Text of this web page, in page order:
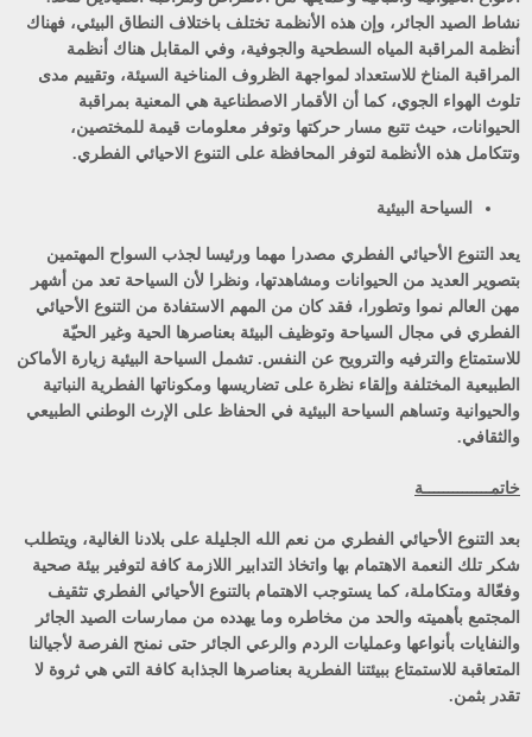
نشاط الصيد الجائر، وإن هذه الأنظمة تختلف باختلاف النطاق البيئي، فهناك
أنظمة المراقبة المياه السطحية والجوفية، وفي المقابل هناك أنظمة
المراقبة المناخ للاستعداد لمواجهة الظروف المناخية السيئة، وتقييم مدى
تلوث الهواء الجوي، كما أن الأقمار الاصطناعية هي المعنية بمراقبة
الحيوانات، حيث تتبع مسار حركتها وتوفر معلومات قيمة للمختصين،
وتتكامل هذه الأنظمة لتوفر المحافظة على التنوع الاحيائي الفطري.
السياحة البيئية
يعد التنوع الأحيائي الفطري مصدرا مهما ورئيسا لجذب السواح المهتمين
بتصوير العديد من الحيوانات ومشاهدتها، ونظرا لأن السياحة تعد من أشهر
مهن العالم نموا وتطورا، فقد كان من المهم الاستفادة من التنوع الأحيائي
الفطري في مجال السياحة وتوظيف البيئة بعناصرها الحية وغير الحيّة
للاستمتاع والترفيه والترويح عن النفس. تشمل السياحة البيئية زيارة الأماكن
الطبيعية المختلفة وإلقاء نظرة على تضاريسها ومكوناتها الفطرية النباتية
والحيوانية وتساهم السياحة البيئية في الحفاظ على الإرث الوطني الطبيعي
والثقافي.
خاتمــــــــــــــة
بعد التنوع الأحيائي الفطري من نعم الله الجليلة على بلادنا الغالية، ويتطلب
شكر تلك النعمة الاهتمام بها واتخاذ التدابير اللازمة كافة لتوفير بيئة صحية
وفعّالة ومتكاملة، كما يستوجب الاهتمام بالتنوع الأحيائي الفطري تثقيف
المجتمع بأهميته والحد من مخاطره وما يهدده من ممارسات الصيد الجائر
والنفايات بأنواعها وعمليات الردم والرعي الجائر حتى نمنح الفرصة لأجيالنا
المتعاقبة للاستمتاع ببيئتنا الفطرية بعناصرها الجذابة كافة التي هي ثروة لا
تقدر بثمن.